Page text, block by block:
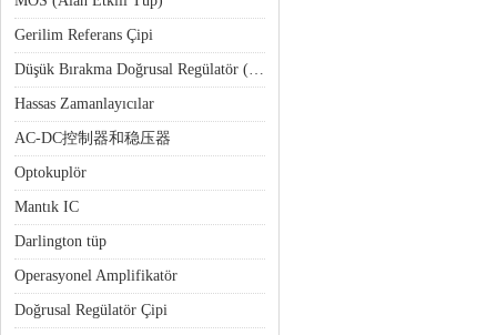
Gerilim Referans Çipi
Düşük Bırakma Doğrusal Regülatör (LDO)
Hassas Zamanlayıcılar
AC-DC控制器和稳压器
Optokuplör
Mantık IC
Darlington tüp
Operasyonel Amplifikatör
Doğrusal Regülatör Çipi